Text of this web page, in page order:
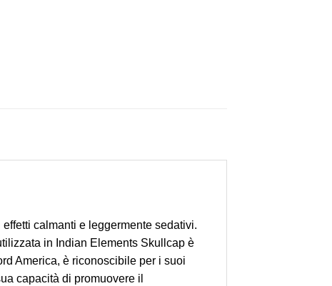
calmanti e leggermente sedativi.
in Indian Elements Skullcap è
America, è riconoscibile per i suoi
capacità di promuovere il